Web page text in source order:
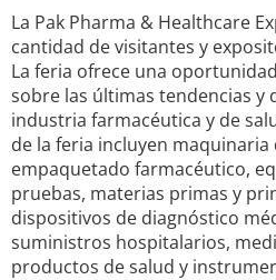
La Pak Pharma & Healthcare
cantidad de visitantes y
La feria ofrece una
sobre las últimas tendencias y
industria farmacéutica y de
de la feria incluyen
empaquetado farmacéutico,
pruebas, materias primas y
dispositivos de diagnóstico
suministros hospitalarios,
productos de salud y